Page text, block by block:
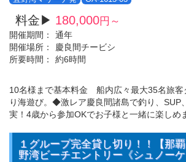
料金▶ 180,000円～
開催期間：
通年
開催場所：
慶良間チービシ
所要時間：
約6時間
10名様まで基本料金 船内広々最大35名旅
り海遊び。◆激レア慶良間諸島で釣り、SUP
実！4歳から参加OKでお子様と一緒に楽しめ
１グループ完全貸し切り！！【那
野湾ビーチエントリー《シュノーケ